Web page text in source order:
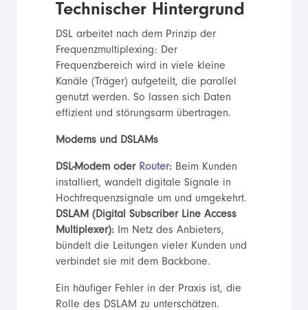
Technischer Hintergrund
DSL arbeitet nach dem Prinzip der
Frequenzmultiplexing: Der
Frequenzbereich wird in viele kleine
Kanäle (Träger) aufgeteilt, die parallel
genutzt werden. So lassen sich Daten
effizient und störungsarm übertragen.
Modems und DSLAMs
DSL-Modem oder Router:Beim Kunden
installiert, wandelt digitale Signale in
Hochfrequenzsignale um und umgekehrt.
DSLAM (Digital Subscriber Line Access
Multiplexer):Im Netz des Anbieters,
bündelt die Leitungen vieler Kunden und
verbindet sie mit dem Backbone.
Ein häufiger Fehler in der Praxis ist, die
Rolle des DSLAM zu unterschätzen.